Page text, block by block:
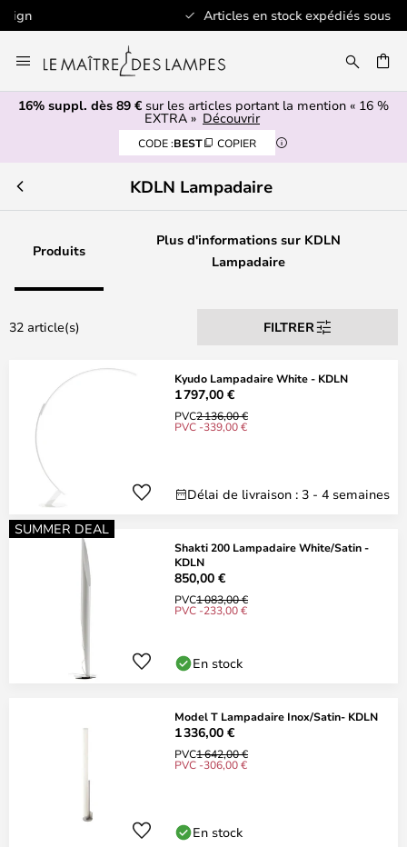
Articles en stock expédiés sous 1 jour ouvré
au
contenu
16% suppl. dès 89 € sur les articles portant la mention « 16 %
EXTRA » Découvrir
CODE :BEST COPIER
KDLN Lampadaire
Produits
Plus d'informations sur KDLN
Lampadaire
32 article(s) FILTRER
Kyudo Lampadaire White - KDLN
1 797,00 €
PVC2 136,00 €
PVC -339,00 €
Délai de livraison : 3 - 4 semaines
SUMMER DEAL
Shakti 200 Lampadaire White/Satin -
KDLN
850,00 €
PVC1 083,00 €
PVC -233,00 €
En stock
Model T Lampadaire Inox/Satin- KDLN
1 336,00 €
PVC1 642,00 €
PVC -306,00 €
En stock